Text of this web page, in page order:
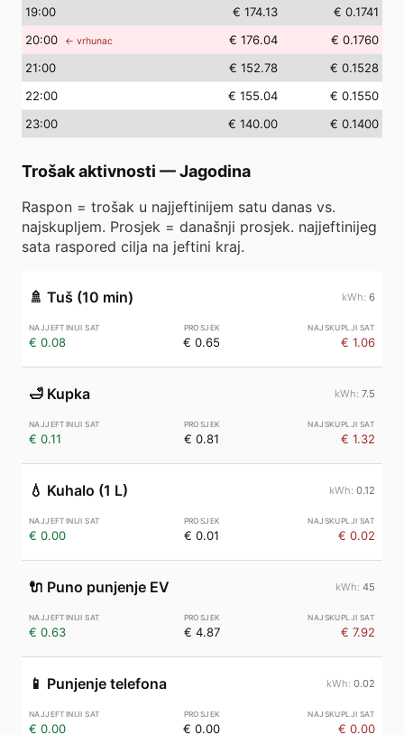
19:00 € 174.13
€ 0.1741
20:00 ← vrhunac € 176.04
€ 0.1760
21:00 € 152.78
€ 0.1528
22:00 € 155.04
€ 0.1550
23:00 € 140.00 € 0.1400
Trošak aktivnosti —Jagodina
Raspon = trošak u najjeftinijem satu danas vs.
najskupljem. Prosjek = današnji prosjek. najjeftinijeg
sata raspored cilja na jeftini kraj.
🚿 Tuš (10 min) 6
€ 0.08 € 0.65 € 1.06
🛁 Kupka 7.5
€ 0.11 € 0.81 € 1.32
💧 Kuhalo (1 L) 0.12
€ 0.00 € 0.01 € 0.02
🔌 Puno punjenje EV 45
€ 0.63 € 4.87 € 7.92
📱 Punjenje telefona 0.02
€ 0.00 € 0.00 € 0.00